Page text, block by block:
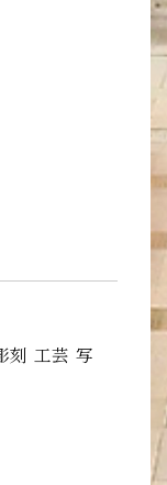
刻 工芸 写